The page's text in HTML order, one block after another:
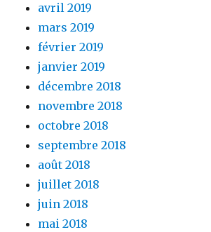
avril 2019
mars 2019
février 2019
janvier 2019
décembre 2018
novembre 2018
octobre 2018
septembre 2018
août 2018
juillet 2018
juin 2018
mai 2018